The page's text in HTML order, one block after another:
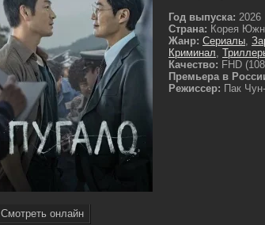
Год выпуска: 2026
Страна: Корея
Жанр: Сериалы,
Криминал,
Качество: FHD
Премьера в
Режиссер: Пак
Смотреть онлайн